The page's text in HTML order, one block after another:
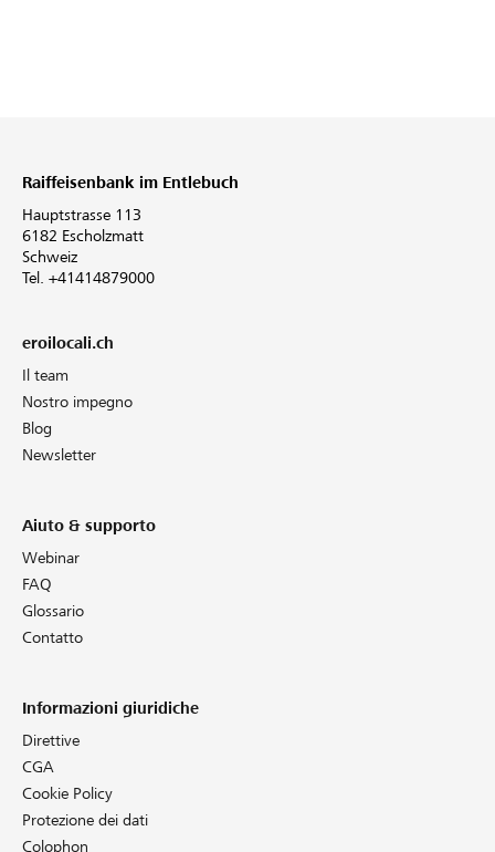
Raiffeisenbank im Entlebuch
Hauptstrasse 113
6182 Escholzmatt
Schweiz
Tel. +41414879000
eroilocali.ch
Il team
Nostro impegno
Blog
Newsletter
Aiuto & supporto
Webinar
FAQ
Glossario
Contatto
Informazioni giuridiche
Direttive
CGA
Cookie Policy
Protezione dei dati
Colophon